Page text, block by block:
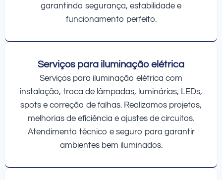
garantindo segurança, estabilidade e
funcionamento perfeito.
Serviços para iluminação elétrica
Serviços para iluminação elétrica com
instalação, troca de lâmpadas, luminárias, LEDs,
spots e correção de falhas. Realizamos projetos,
melhorias de eficiência e ajustes de circuitos.
Atendimento técnico e seguro para garantir
ambientes bem iluminados.